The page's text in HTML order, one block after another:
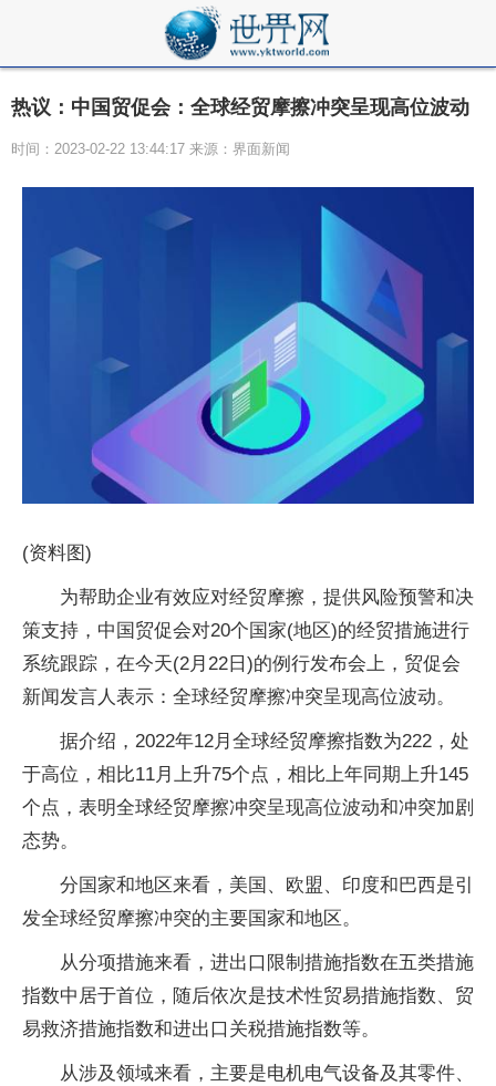
热议：中国贸促会：全球经贸摩擦冲突呈现高位波动
时间：2023-02-22 13:44:17 来源：界面新闻
(资料图)
为帮助企业有效应对经贸摩擦，提供风险预警和决
策支持，中国贸促会对20个国家(地区)的经贸措施进行
系统跟踪，在今天(2月22日)的例行发布会上，贸促会
新闻发言人表示：全球经贸摩擦冲突呈现高位波动。
据介绍，2022年12月全球经贸摩擦指数为222，处
于高位，相比11月上升75个点，相比上年同期上升145
个点，表明全球经贸摩擦冲突呈现高位波动和冲突加剧
态势。
分国家和地区来看，美国、欧盟、印度和巴西是引
发全球经贸摩擦冲突的主要国家和地区。
从分项措施来看，进出口限制措施指数在五类措施
指数中居于首位，随后依次是技术性贸易措施指数、贸
易救济措施指数和进出口关税措施指数等。
从涉及领域来看，主要是电机电气设备及其零件、